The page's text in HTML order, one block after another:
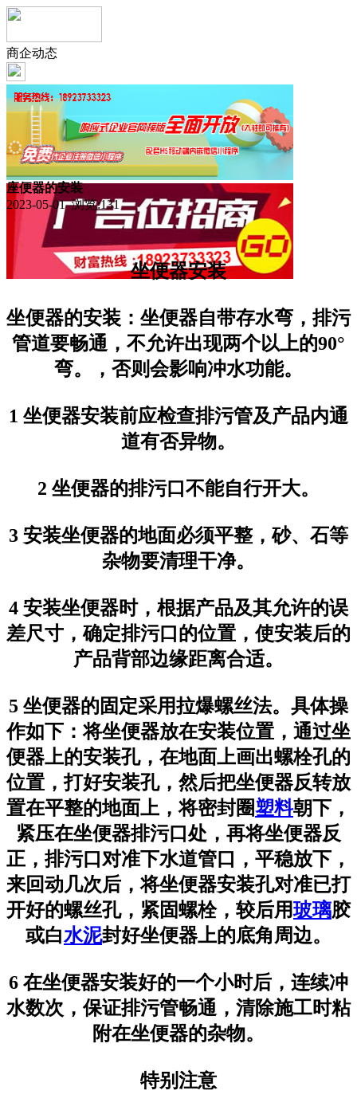
商企动态
座便器的安装
2023-05-01 浏览:131
坐便器安装
坐便器的安装：坐便器自带存水弯，排污
管道要畅通，不允许出现两个以上的90°
弯。，否则会影响冲水功能。
1 坐便器安装前应检查排污管及产品内通
道有否异物。
2 坐便器的排污口不能自行开大。
3 安装坐便器的地面必须平整，砂、石等
杂物要清理干净。
4 安装坐便器时，根据产品及其允许的误
差尺寸，确定排污口的位置，使安装后的
产品背部边缘距离合适。
5 坐便器的固定采用拉爆螺丝法。具体操
作如下：将坐便器放在安装位置，通过坐
便器上的安装孔，在地面上画出螺栓孔的
位置，打好安装孔，然后把坐便器反转放
置在平整的地面上，将密封圈塑料朝下，
紧压在坐便器排污口处，再将坐便器反
正，排污口对准下水道管口，平稳放下，
来回动几次后，将坐便器安装孔对准已打
开好的螺丝孔，紧固螺栓，较后用玻璃胶
或白水泥封好坐便器上的底角周边。
6 在坐便器安装好的一个小时后，连续冲
水数次，保证排污管畅通，清除施工时粘
附在坐便器的杂物。
特别注意